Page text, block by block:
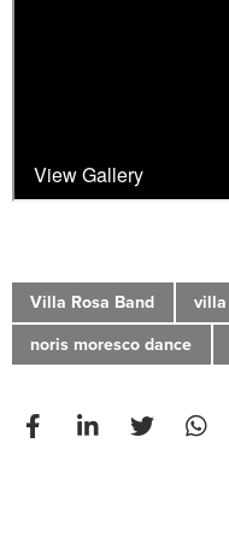
Villa Rosa Band villa
noris moresco dance